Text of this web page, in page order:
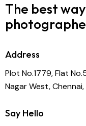
The best
Address
Plot No.1779, Flat
Nagar West,
Say Hello